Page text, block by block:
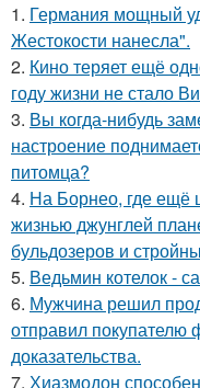
1. Германия мощный
Жестокости нанесла".
2. Кино теряет ещё
году жизни не стало
3. Вы когда-нибудь
настроение
питомца?
4. На Борнео, где ещё
жизнью джунглей
бульдозеров и
5. Ведьмин котелок -
6. Мужчина решил
отправил покупателю
доказательства.
7. Хиазмодон